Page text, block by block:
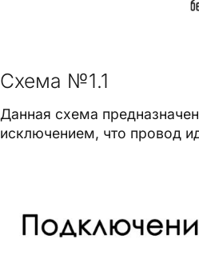
Схема №1.1
Данная схема
исключением, что провод